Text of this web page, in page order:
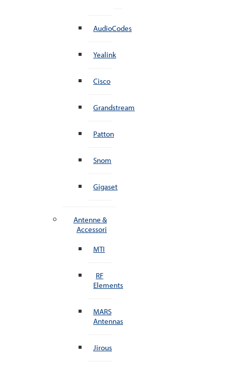
AudioCodes
Yealink
Cisco
Grandstream
Patton
Snom
Gigaset
Antenne &
Accessori
MTI
RF
Elements
MARS
Antennas
Jirous